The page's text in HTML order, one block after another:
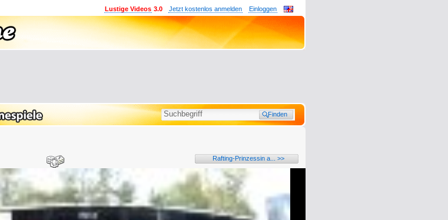
Einloggen
Jetzt kostenlos anmelden
Lustige Videos 3.0
Rafting-Prinzessin a... >>